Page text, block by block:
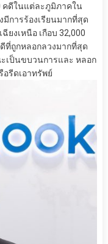
คดีในแต่ละภูมิภาคใน
การร้องเรียนมากที่สุด
ยงเหนือ เกือบ 32,000
ที่ถูกหลอกลวงมากที่สุด
เป็นขบวนการและ หลอก
รีดเอาทรัพย์